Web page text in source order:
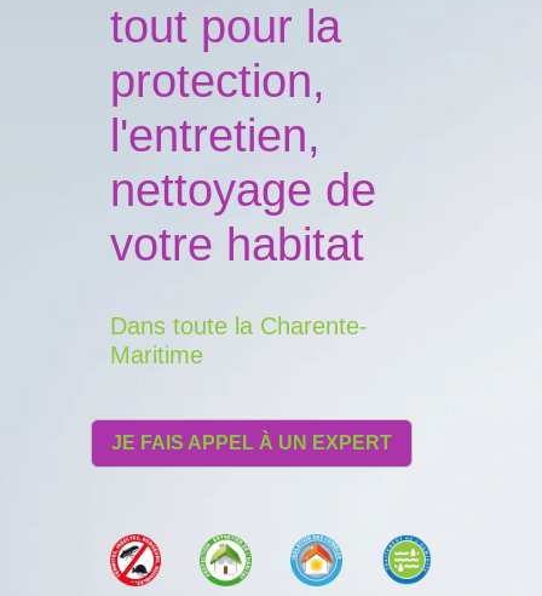
tout pour la
protection,
l'entretien,
nettoyage de
votre habitat
Dans toute la Charente-
Maritime
JE FAIS APPEL À UN EXPERT